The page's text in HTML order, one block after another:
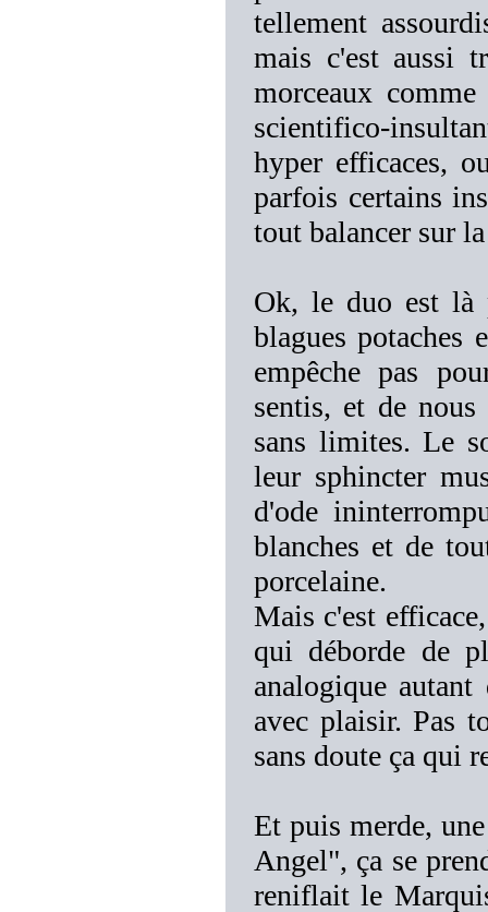
tellement
mais c'est aussi
morceaux
scientifico-
hyper efficaces,
parfois certains
tout balancer sur
Ok, le duo est là
blagues potaches
empêche pas
sentis, et de
sans limites. Le
leur sphincter
d'ode
blanches et de
porcelaine.
Mais c'est
qui déborde de
analogique
avec plaisir. Pas
sans doute ça qui
Et puis merde,
Angel", ça se
reniflait le